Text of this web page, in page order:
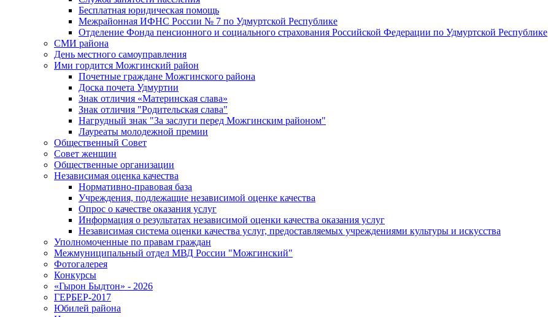
Бесплатная юридическая помощь
Межрайонная ИФНС России № 7 по Удмуртской Республике
Отделение Фонда пенсионного и социального страхования Российской Федерации по Удмуртской Республике
СМИ района
День местного самоуправления
Ими гордится Можгинский район
Почетные граждане Можгинского района
Доска почета Удмуртии
Знак отличия «Материнская слава»
Знак отличия "Родительская слава"
Нагрудный знак "За заслуги перед Можгинским районом"
Лауреаты молодежной премии
Общественный Совет
Совет женщин
Общественные организации
Независимая оценка качества
Нормативно-правовая база
Учреждения, подлежащие независимой оценке качества
Опрос о качестве оказания услуг
Информация о результатах независимой оценки качества оказания услуг
Независимая система оценки качества услуг, предоставляемых учреждениями культуры и искусства
Уполномоченные по правам граждан
Межмуниципальный отдел МВД России "Можгинский"
Фотогалерея
Конкурсы
«Гырон Быдтон» - 2026
ГЕРБЕР-2017
Юбилей района